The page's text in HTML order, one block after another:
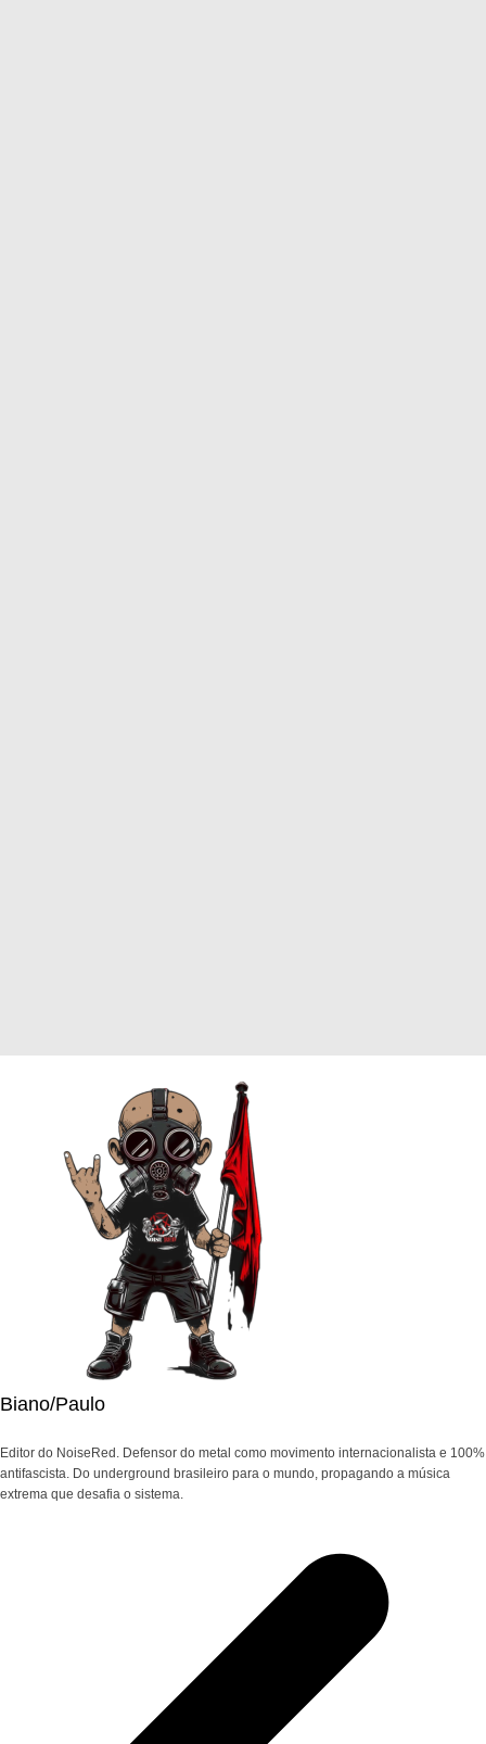
Biano/Paulo
Editor do NoiseRed. Defensor do metal como movimento internacionalista e 100%
antifascista. Do underground brasileiro para o mundo, propagando a música
extrema que desafia o sistema.